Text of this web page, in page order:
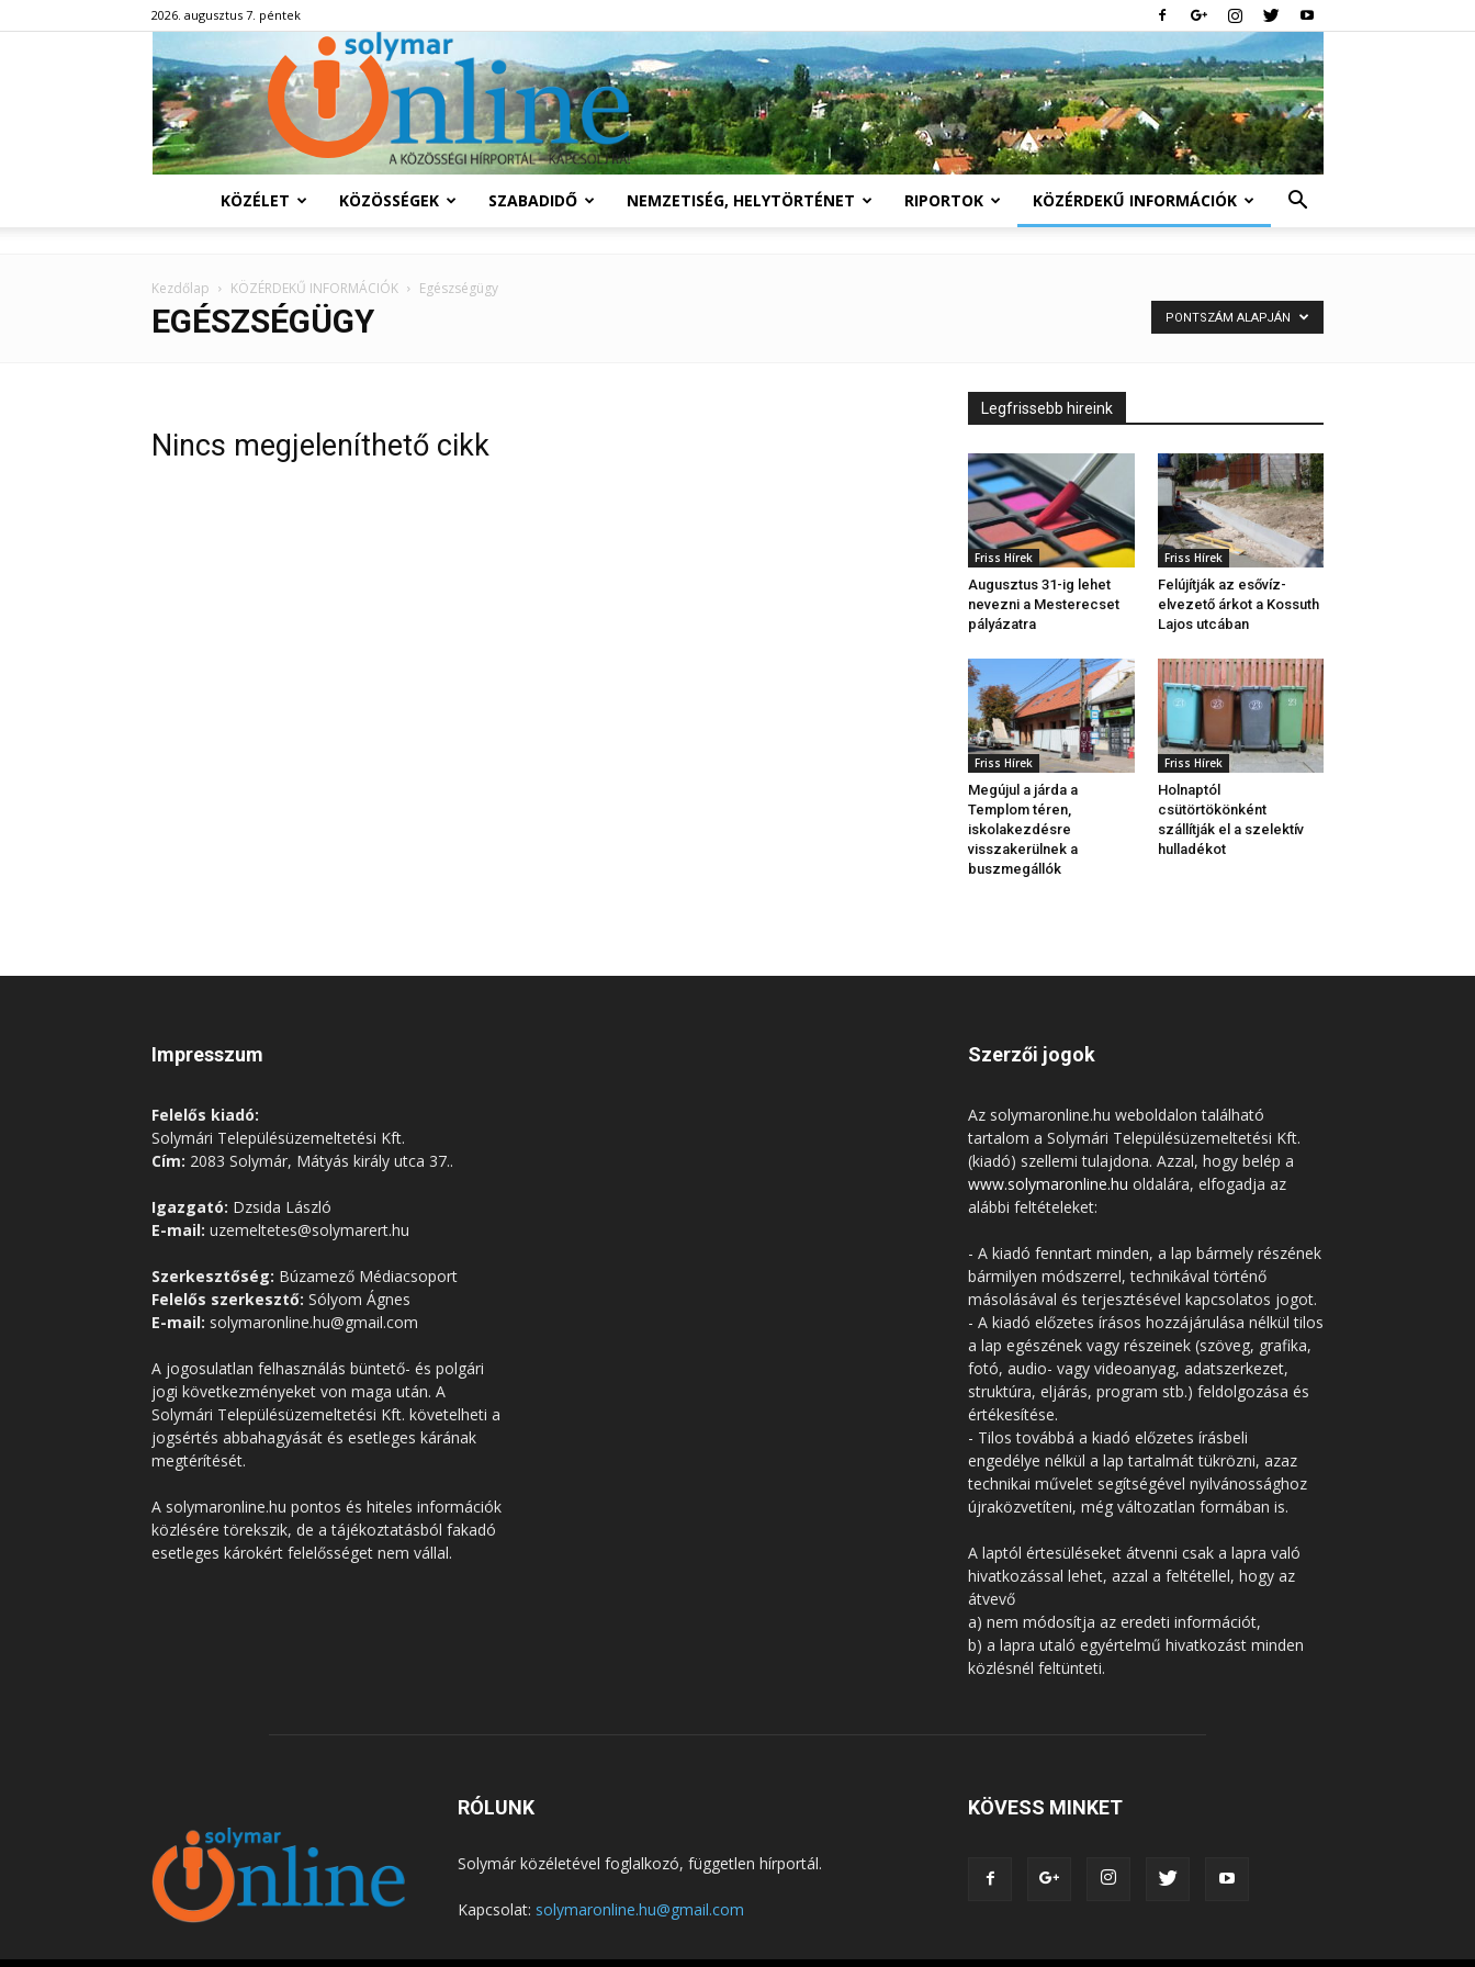
2026. augusztus 7. péntek
Solymár
KÖZÉLET KÖZÖSSÉGEK SZABADIDŐ NEMZETISÉG, HELYTÖRTÉNET RIPORTOK KÖZÉRDEKŰ INFORMÁCIÓK
Kezdőlap KÖZÉRDEKŰ INFORMÁCIÓK Egészségügy
EGÉSZSÉGÜGY PONTSZÁM ALAPJÁN
Nincs megjeleníthető cikk
Legfrissebb hireink
Friss Hírek
Augusztus 31-ig lehet
nevezni a Mesterecset
pályázatra
Friss Hírek
Felújítják az esővíz-
elvezető árkot a Kossuth
Lajos utcában
Friss Hírek
Megújul a járda a
Templom téren,
iskolakezdésre
visszakerülnek a
buszmegállók
Friss Hírek
Holnaptól
csütörtökönként
szállítják el a szelektív
hulladékot
Impresszum
Felelős kiadó:
Solymári Településüzemeltetési Kft.
Cím: 2083 Solymár, Mátyás király utca 37..
Igazgató: Dzsida László
E-mail: uzemeltetes@solymarert.hu
Szerkesztőség: Búzamező Médiacsoport
Felelős szerkesztő: Sólyom Ágnes
E-mail: solymaronline.hu@gmail.com
A jogosulatlan felhasználás büntető- és polgári
jogi következményeket von maga után. A
Solymári Településüzemeltetési Kft. követelheti a
jogsértés abbahagyását és esetleges kárának
megtérítését.
A solymaronline.hu pontos és hiteles információk
közlésére törekszik, de a tájékoztatásból fakadó
esetleges károkért felelősséget nem vállal.
Szerzői jogok
Az solymaronline.hu weboldalon található
tartalom a Solymári Településüzemeltetési Kft.
(kiadó) szellemi tulajdona. Azzal, hogy belép a
www.solymaronline.hu oldalára, elfogadja az
alábbi feltételeket:
- A kiadó fenntart minden, a lap bármely részének
bármilyen módszerrel, technikával történő
másolásával és terjesztésével kapcsolatos jogot.
- A kiadó előzetes írásos hozzájárulása nélkül tilos
a lap egészének vagy részeinek (szöveg, grafika,
fotó, audio- vagy videoanyag, adatszerkezet,
struktúra, eljárás, program stb.) feldolgozása és
értékesítése.
- Tilos továbbá a kiadó előzetes írásbeli
engedélye nélkül a lap tartalmát tükrözni, azaz
technikai művelet segítségével nyilvánossághoz
újraközvetíteni, még változatlan formában is.
A laptól értesüléseket átvenni csak a lapra való
hivatkozással lehet, azzal a feltétellel, hogy az
átvevő
a) nem módosítja az eredeti információt,
b) a lapra utaló egyértelmű hivatkozást minden
közlésnél feltünteti.
RÓLUNK
Solymár közéletével foglalkozó, független hírportál.
Kapcsolat: solymaronline.hu@gmail.com
KÖVESS MINKET